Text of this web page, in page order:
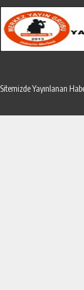
Sitemizde Yayınlanan